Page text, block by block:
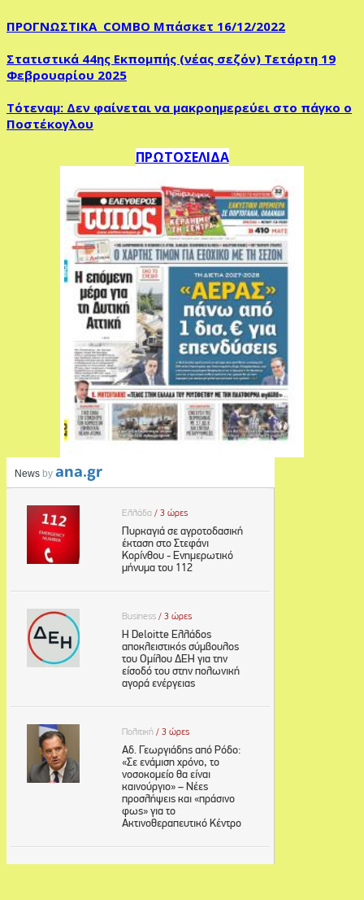
ΠΡΟΓΝΩΣΤΙΚΑ COMBO Μπάσκετ 16/12/2022
Στατιστικά 44ης Εκπομπής (νέας σεζόν) Τετάρτη 19
Φεβρουαρίου 2025
Τότεναμ: Δεν φαίνεται να μακροημερεύει στο πάγκο ο
Ποστέκογλου
ΠΡΩΤΟΣΕΛΙΔΑ